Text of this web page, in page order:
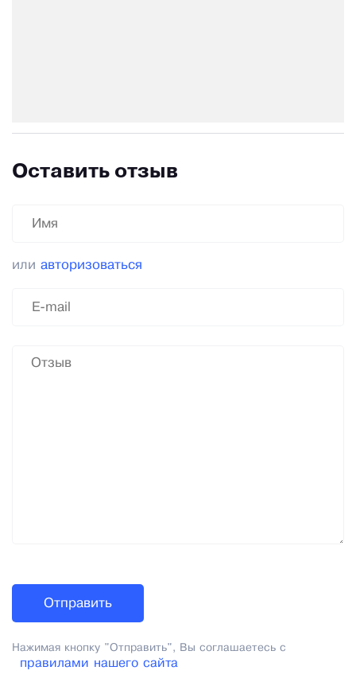
Оставить отзыв
или авторизоваться
Нажимая кнопку "Отправить", Вы соглашаетесь с
правилами нашего сайта